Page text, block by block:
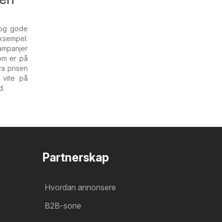
gode
er på
prisen
på
Partnerskap
Hvordan annonsere
B2B-sone